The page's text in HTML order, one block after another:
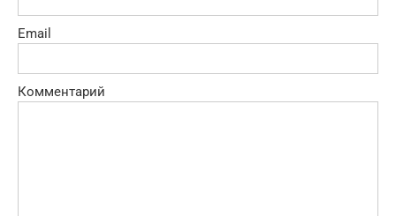
Email
Комментарий